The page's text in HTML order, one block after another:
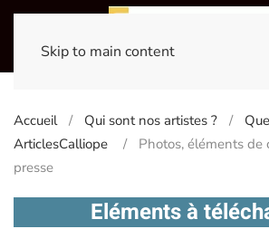
Skip to main content
Accueil Qui sont nos artistes ?
ArticlesCalliope
Photos, éléments de
presse
Eléments à